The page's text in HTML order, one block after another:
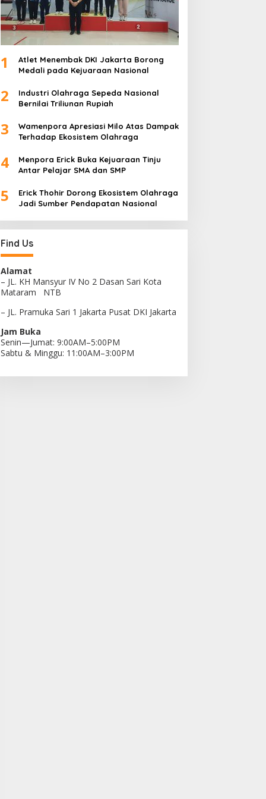
1
Atlet Menembak DKI Jakarta Borong
Medali pada Kejuaraan Nasional
2
Industri Olahraga Sepeda Nasional
Bernilai Triliunan Rupiah
3
Wamenpora Apresiasi Milo Atas Dampak
Terhadap Ekosistem Olahraga
4
Menpora Erick Buka Kejuaraan Tinju
Antar Pelajar SMA dan SMP
5
Erick Thohir Dorong Ekosistem Olahraga
Jadi Sumber Pendapatan Nasional
Find Us
Alamat
– JL. KH Mansyur IV No 2 Dasan Sari Kota
Mataram NTB
– JL. Pramuka Sari 1 Jakarta Pusat DKI Jakarta
Jam Buka
Senin—Jumat: 9:00AM–5:00PM
Sabtu & Minggu: 11:00AM–3:00PM